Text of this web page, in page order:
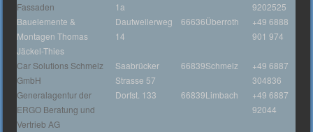
Fassaden
1a
9202525
Bauelemente &
Montagen Thomas
Jäckel-Thies
Dautweilerweg
14
66636Überroth
+49 6888
901 974
Car Solutions Schmelz
GmbH
Saabrücker
Strasse 57
66839Schmelz
+49 6887
304836
Generalagentur der
ERGO Beratung und
Vertrieb AG
Dorfst. 133 66839Limbach
+49 6887
92044